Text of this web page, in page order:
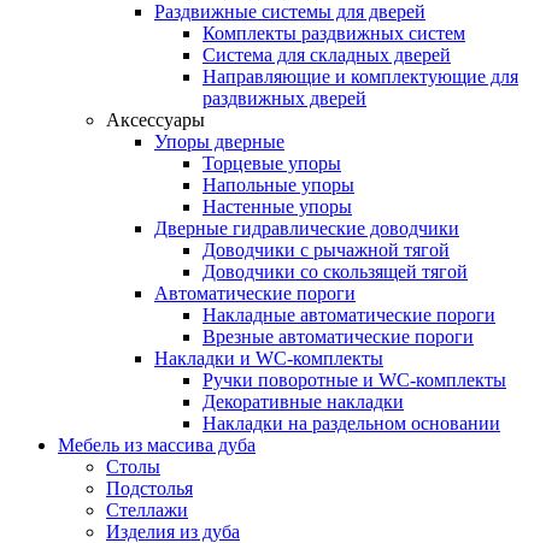
Раздвижные системы для дверей
Комплекты раздвижных систем
Система для складных дверей
Направляющие и комплектующие для
раздвижных дверей
Аксессуары
Упоры дверные
Торцевые упоры
Напольные упоры
Настенные упоры
Дверные гидравлические доводчики
Доводчики с рычажной тягой
Доводчики со скользящей тягой
Автоматические пороги
Накладные автоматические пороги
Врезные автоматические пороги
Накладки и WC-комплекты
Ручки поворотные и WC-комплекты
Декоративные накладки
Накладки на раздельном основании
Мебель из массива дуба
Столы
Подстолья
Стеллажи
Изделия из дуба